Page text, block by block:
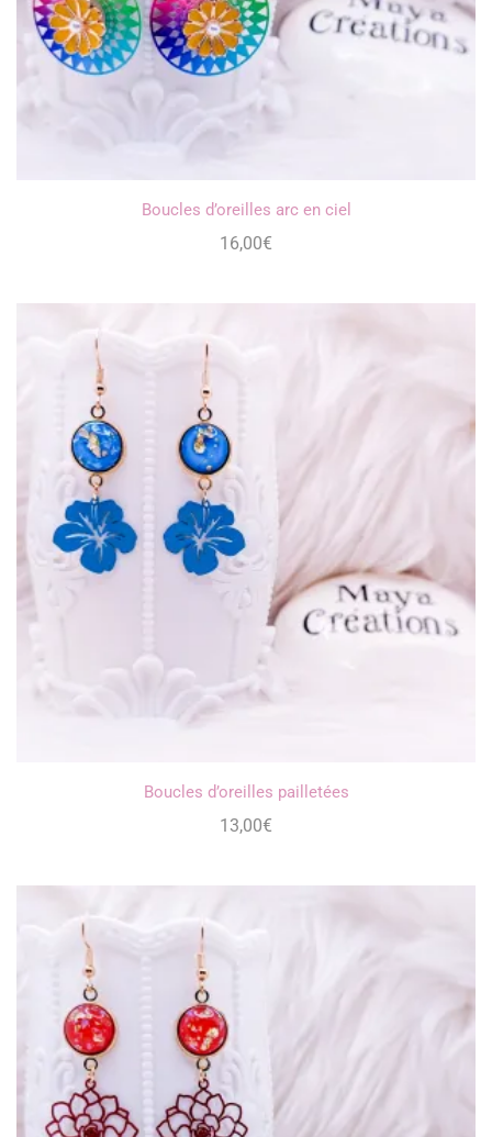
Boucles d’oreilles arc en ciel
16,00€
Boucles d’oreilles pailletées
13,00€